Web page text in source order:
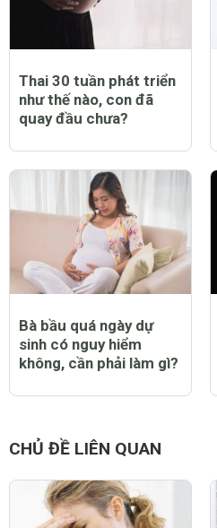
Thai 30 tuần phát triển
như thế nào, con đã
quay đầu chưa?
Bà bầu quá ngày dự
sinh có nguy hiểm
không, cần phải làm gì?
CHỦ ĐỀ LIÊN QUAN